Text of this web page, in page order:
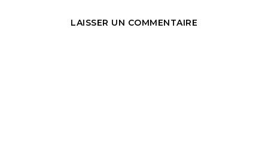
LAISSER UN COMMENTAIRE